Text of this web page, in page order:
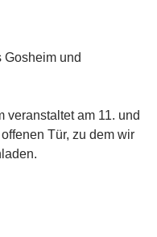
Gosheim und
am 11. und
Tür, zu dem wir
am 11. und 12.